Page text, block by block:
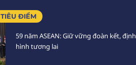
TIÊU ĐIỂM
59 năm ASEAN: Giữ vững đoàn kết, định
hình tương lai